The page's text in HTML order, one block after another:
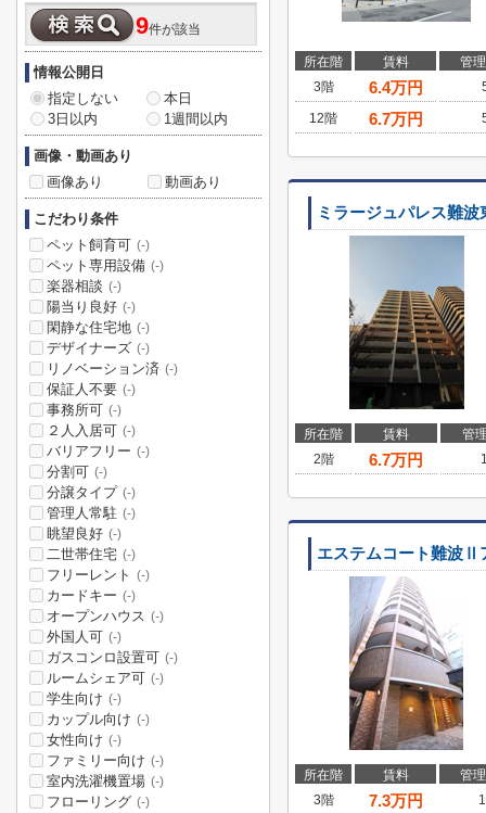
所在階 賃料
管
3階
6.4万円
12階 6.7万円
ミラージュパレス難波
所在階 賃料
管
2階
6.7万円
エステムコート難波
所在階 賃料
管
3階
7.3万円
9件が該当
情報公開日
指定しない
本日
3日以内
1週間以内
画像・動画あり
画像あり
動画あり
こだわり条件
ペット飼育可 (-)
ペット専用設備 (-)
楽器相談 (-)
陽当り良好 (-)
閑静な住宅地 (-)
デザイナーズ (-)
リノベーション済 (-)
保証人不要 (-)
事務所可 (-)
２人入居可 (-)
バリアフリー (-)
分割可 (-)
分譲タイプ (-)
管理人常駐 (-)
眺望良好 (-)
二世帯住宅 (-)
フリーレント (-)
カードキー (-)
オープンハウス (-)
外国人可 (-)
ガスコンロ設置可 (-)
ルームシェア可 (-)
学生向け (-)
カップル向け (-)
女性向け (-)
ファミリー向け (-)
室内洗濯機置場 (-)
フローリング (-)